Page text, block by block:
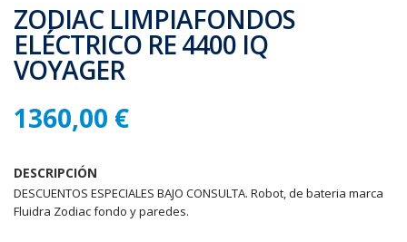
ZODIAC LIMPIAFONDOS
ELÉCTRICO RE 4400 IQ
VOYAGER
1360,00 €
DESCRIPCIÓN
DESCUENTOS ESPECIALES BAJO CONSULTA. Robot, de bateria marca
Fluidra Zodiac fondo y paredes.